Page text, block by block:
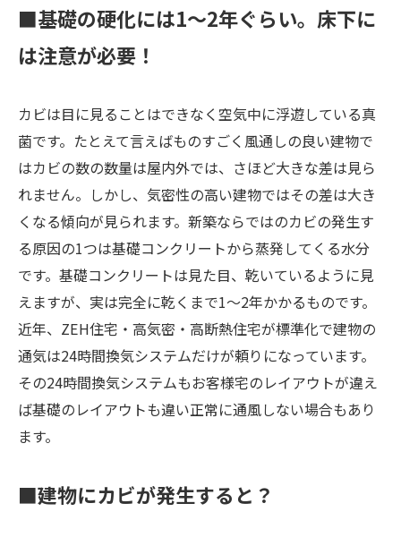
■基礎の硬化には1～2年ぐらい。床下に
は注意が必要！
カビは目に見ることはできなく空気中に浮遊している真
菌です。たとえて言えばものすごく風通しの良い建物で
はカビの数の数量は屋内外では、さほど大きな差は見ら
れません。しかし、気密性の高い建物ではその差は大き
くなる傾向が見られます。新築ならではのカビの発生す
る原因の1つは基礎コンクリートから蒸発してくる水分
です。基礎コンクリートは見た目、乾いているように見
えますが、実は完全に乾くまで1～2年かかるものです。
近年、ZEH住宅・高気密・高断熱住宅が標準化で建物の
通気は24時間換気システムだけが頼りになっています。
その24時間換気システムもお客様宅のレイアウトが違え
ば基礎のレイアウトも違い正常に通風しない場合もあり
ます。
■建物にカビが発生すると？